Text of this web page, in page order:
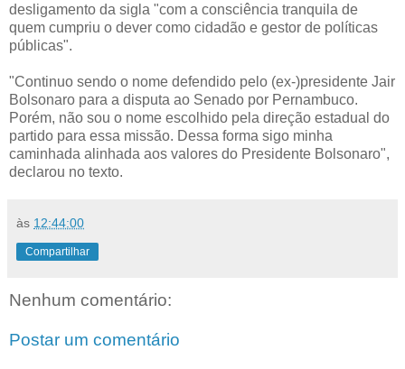
desligamento da sigla "com a consciência tranquila de
quem cumpriu o dever como cidadão e gestor de políticas
públicas".
"Continuo sendo o nome defendido pelo (ex-)presidente Jair
Bolsonaro para a disputa ao Senado por Pernambuco.
Porém, não sou o nome escolhido pela direção estadual do
partido para essa missão. Dessa forma sigo minha
caminhada alinhada aos valores do Presidente Bolsonaro",
declarou no texto.
às 12:44:00
Compartilhar
Nenhum comentário:
Postar um comentário